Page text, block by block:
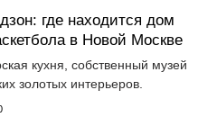
где находится дом
в Новой Москве
кухня, собственный музей
золотых интерьеров.